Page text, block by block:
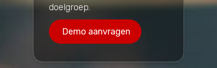
doelgroep.
Demo aanvragen